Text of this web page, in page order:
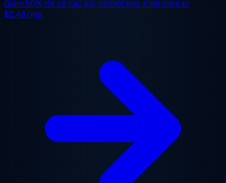
Giảm 50% tất cả các gói, có thời hạn. Khởi điểm từ
$2.48/mo